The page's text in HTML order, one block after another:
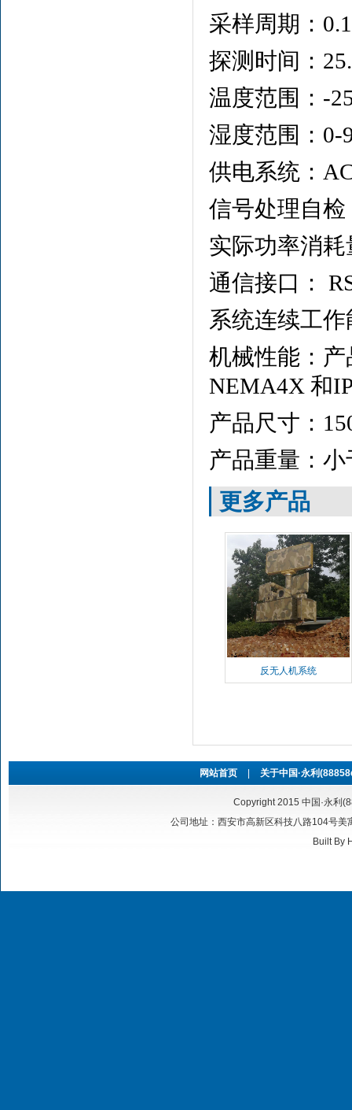
采样周期：
探测时间：
温度范围：-
湿度范围：0-
供电系统：
信号处理自
实际功率消耗
通信接口：
系统连续工
机械性能：
NEMA4X 和
产品尺寸：
产品重量：小
更多产品
反无人机系统
网站首页 关于中国·永利
Copyright 2015 中国·永利
公司地址：西安市高新区科技八路104号
Built By